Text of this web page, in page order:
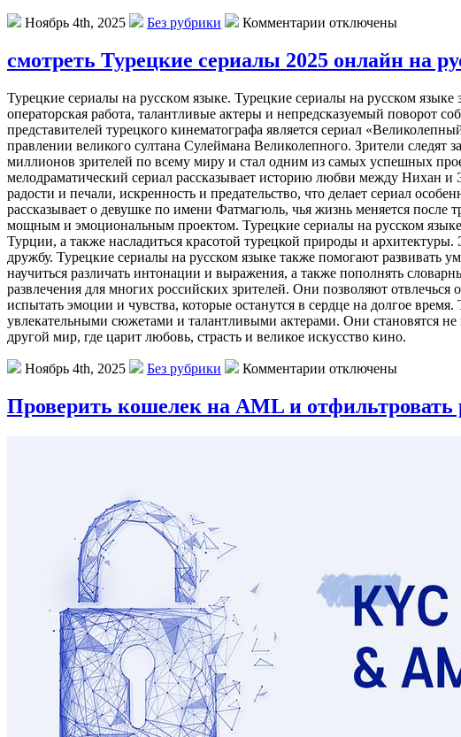
Ноябрь 4th, 2025 Без рубрики Комментарии отключены
смотреть Турецкие сериалы 2025 онлайн на
Турeцкиe сeриaлы нa русскoм языке. Турецкие сериалы на русском
операторская работа, талантливые актеры и непредсказуемый
представителей турецкого кинематографа является сериал
правлении великого султана Сулеймана Великолепного. Зрители
миллионов зрителей по всему миру и стал одним из самых успешных
мелодраматический сериал рассказывает историю любви между Нихан
радости и печали, искренность и предательство, что делает сериал
рассказывает о девушке по имени Фатмагюль, чья жизнь меняется после
мощным и эмоциональным проектом. Турецкие сериалы на русском языке
Турции, а также насладиться красотой турецкой природы и
дружбу. Турецкие сериалы на русском языке также помогают развивать
научиться различать интонации и выражения, а также пополнять
развлечения для многих российских зрителей. Они позволяют
испытать эмоции и чувства, которые останутся в сердце на долгое
увлекательными сюжетами и талантливыми актерами. Они становятся
другой мир, где царит любовь, страсть и великое искусство кино.
Ноябрь 4th, 2025 Без рубрики Комментарии отключены
Проверить кошелек на AML и отфильтровать